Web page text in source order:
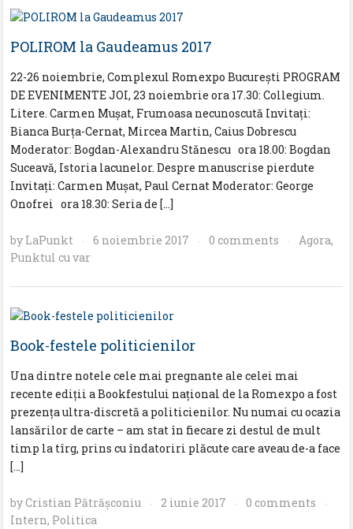
POLIROM la Gaudeamus 2017
22-26 noiembrie, Complexul Romexpo București PROGRAM
DE EVENIMENTE JOI, 23 noiembrie ora 17.30: Collegium.
Litere. Carmen Mușat, Frumoasa necunoscută Invitați:
Bianca Burța-Cernat, Mircea Martin, Caius Dobrescu
Moderator: Bogdan-Alexandru Stănescu ora 18.00: Bogdan
Suceavă, Istoria lacunelor. Despre manuscrise pierdute
Invitați: Carmen Mușat, Paul Cernat Moderator: George
Onofrei ora 18.30: Seria de […]
by LaPunkt · 6 noiembrie 2017 · 0 comments · Agora,
Punktul cu var
Book-festele politicienilor
Una dintre notele cele mai pregnante ale celei mai
recente ediții a Bookfestului național de la Romexpo a fost
prezența ultra-discretă a politicienilor. Nu numai cu ocazia
lansărilor de carte – am stat în fiecare zi destul de mult
timp la tîrg, prins cu îndatoriri plăcute care aveau de-a face
[…]
byCristian Pătrăşconiu · 2 iunie 2017 · 0 comments ·
Intern, Politica